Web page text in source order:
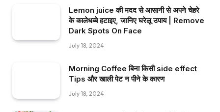
Lemon juice की मदद से आसानी से अपने चेहरे
के कालेधब्बे हटाइए, जानिए घरेलू उपाय | Remove
Dark Spots On Face
July 18, 2024
Morning Coffee बिना किसी side effect
Tips और खाली पेट न पीने के कारण
July 18, 2024